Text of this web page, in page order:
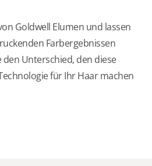
Goldwell Elumen und lassen
Farbergebnissen
den Unterschied, den diese
für Ihr Haar machen